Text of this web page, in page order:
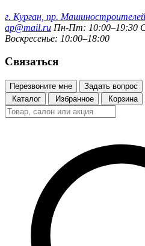
г. Курган, пр.
ap@mail.ru Пн-Пт: 10:00–19:30
Воскресенье: 10:00–18:00
Связаться
Перезвоните мне
Задать вопрос
Каталог
Избранное Корзина